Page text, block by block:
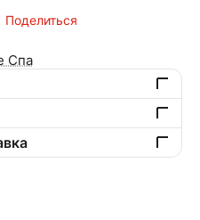
Поделиться
Спа